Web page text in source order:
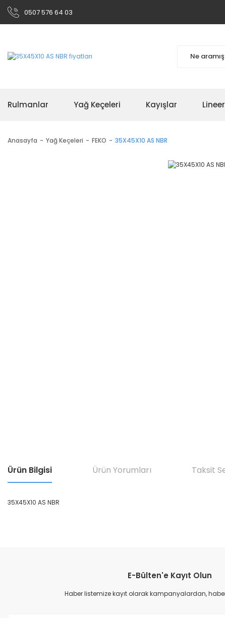
0507 576 64 03
Rulmanlar Yağ Keçeleri Kayışlar
Anasayfa Yağ Keçeleri FEKO 35X45X10 AS NBR
Ürün Bilgisi Ürün Yorumları Taksit
35X45X10 AS NBR
Ürün resmi kalitesiz, bozuk veya görüntülenemiyor.
Ürün açıklamasında eksik bilgiler bulunuyor.
E-Bülten'e Kayıt Olun
Haber listemize kayıt olarak kampanyalardan,